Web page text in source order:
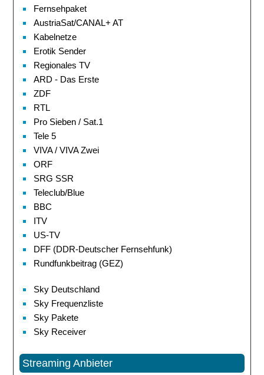
Fernsehpaket
AustriaSat/CANAL+ AT
Kabelnetze
Erotik Sender
Regionales TV
ARD - Das Erste
ZDF
RTL
Pro Sieben / Sat.1
Tele 5
VIVA / VIVA Zwei
ORF
SRG SSR
Teleclub/Blue
BBC
ITV
US-TV
DFF (DDR-Deutscher Fernsehfunk)
Rundfunkbeitrag (GEZ)
Sky Deutschland
Sky Frequenzliste
Sky Pakete
Sky Receiver
Streaming Anbieter